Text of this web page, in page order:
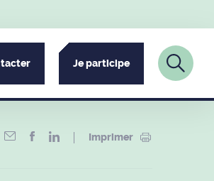
Je participe
Imprimer